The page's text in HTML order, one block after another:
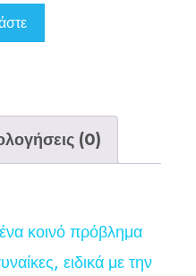
(0)
κοινό πρόβλημα
ειδικά με την